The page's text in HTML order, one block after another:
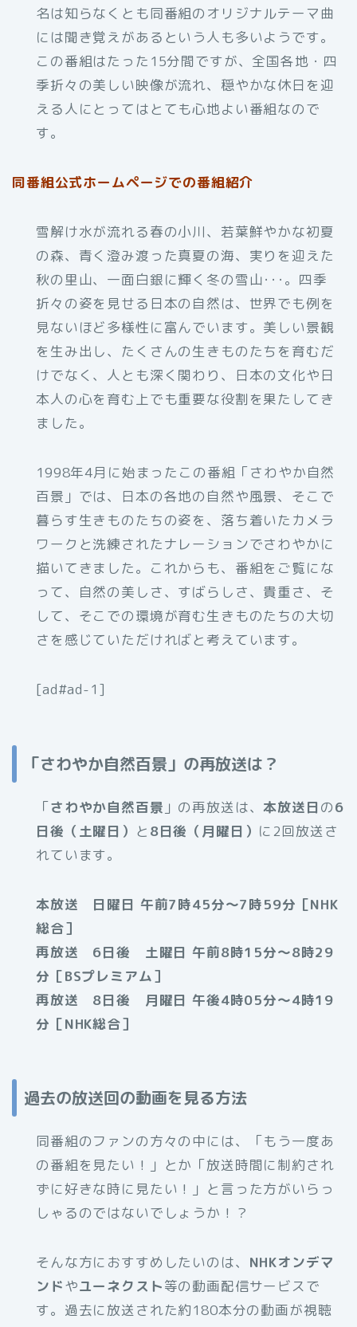
名は知らなくとも同番組のオリジナルテーマ曲
には聞き覚えがあるという人も多いようです。
この番組はたった15分間ですが、全国各地・四
季折々の美しい映像が流れ、穏やかな休日を迎
える人にとってはとても心地よい番組なので
す。
同番組公式ホームページでの番組紹介
雪解け水が流れる春の小川、若葉鮮やかな初夏
の森、青く澄み渡った真夏の海、実りを迎えた
秋の里山、一面白銀に輝く冬の雪山･･･。四季
折々の姿を見せる日本の自然は、世界でも例を
見ないほど多様性に富んでいます。美しい景観
を生み出し、たくさんの生きものたちを育むだ
けでなく、人とも深く関わり、日本の文化や日
本人の心を育む上でも重要な役割を果たしてき
ました。
1998年4月に始まったこの番組「さわやか自然
百景」では、日本の各地の自然や風景、そこで
暮らす生きものたちの姿を、落ち着いたカメラ
ワークと洗練されたナレーションでさわやかに
描いてきました。これからも、番組をご覧にな
って、自然の美しさ、すばらしさ、貴重さ、そ
して、そこでの環境が育む生きものたちの大切
さを感じていただければと考えています。
[ad#ad-1]
「さわやか自然百景」の再放送は？
「さわやか自然百景 」の再放送は、 本放送日 の6
日後（土曜日） と 8日後（月曜日） に2回放送さ
れています。
本放送 日曜日 午前7時45分～7時59分［NHK
総合］
再放送 6日後 土曜日 午前8時15分～8時29
分［BSプレミアム］
再放送 8日後 月曜日 午後4時05分～4時19
分［NHK総合］
過去の放送回の動画を見る方法
同番組のファンの方々の中には、「もう一度あ
の番組を見たい！」とか「放送時間に制約され
ずに好きな時に見たい！」と言った方がいらっ
しゃるのではないでしょうか！？
そんな方におすすめしたいのは、 NHKオンデマ
ンドやユーネクスト等の動画配信サービスで
す。過去に放送された約180本分の動画が視聴